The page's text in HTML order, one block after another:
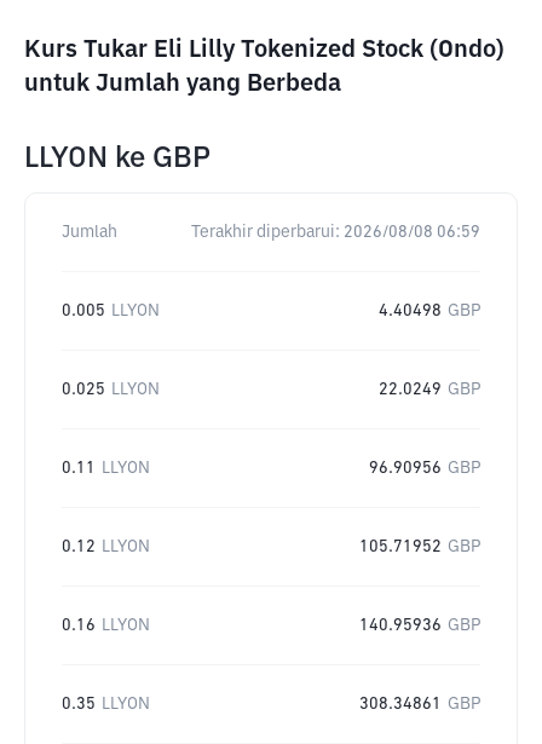
Kurs Tukar Eli Lilly Tokenized Stock (Ondo)
untuk Jumlah yang Berbeda
LLYON ke GBP
Jumlah Terakhir diperbarui: 2026/08/08 06:59
0.005 LLYON 4.40498 GBP
0.025 LLYON 22.0249 GBP
0.11 LLYON 96.90956 GBP
0.12 LLYON 105.71952 GBP
0.16 LLYON 140.95936 GBP
0.35 LLYON 308.34861 GBP